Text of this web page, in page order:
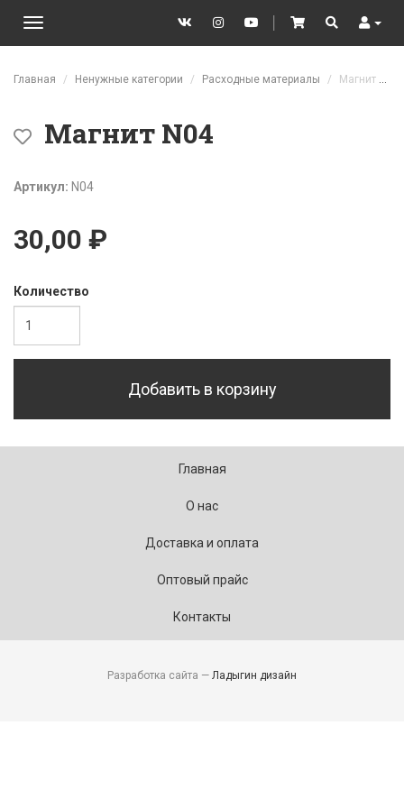
InstagramYouTubeCart SearchUser
Toggle
navigation
Главная Ненужные категории Расходные материалы Магнит N04
Магнит N04
Артикул: N04
30,00 ₽
Количество
Добавить в корзину
Главная
О нас
Доставка и оплата
Оптовый прайс
Контакты
Разработка сайта — Ладыгин дизайн